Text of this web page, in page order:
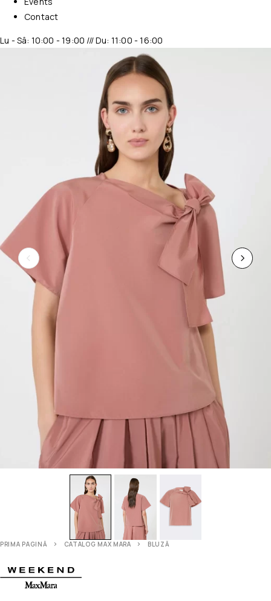
Contact
Lu - Sâ: 10:00 - 19:00 /// Du: 11:00 - 16:00
PRIMA PAGINĂ CATALOG MAX MARA BLUZĂ